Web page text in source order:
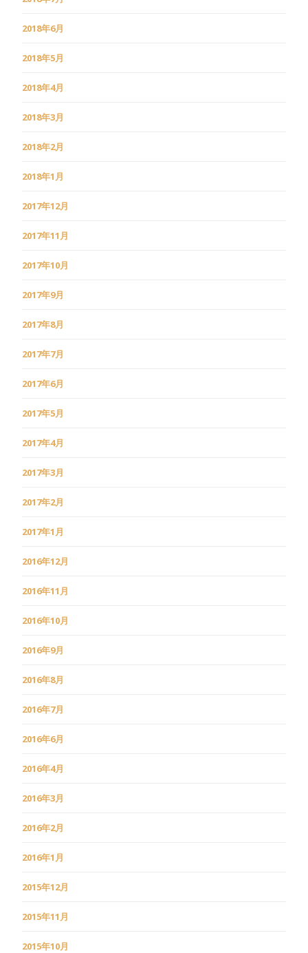
2018年6月
2018年5月
2018年4月
2018年3月
2018年2月
2018年1月
2017年12月
2017年11月
2017年10月
2017年9月
2017年8月
2017年7月
2017年6月
2017年5月
2017年4月
2017年3月
2017年2月
2017年1月
2016年12月
2016年11月
2016年10月
2016年9月
2016年8月
2016年7月
2016年6月
2016年4月
2016年3月
2016年2月
2016年1月
2015年12月
2015年11月
2015年10月